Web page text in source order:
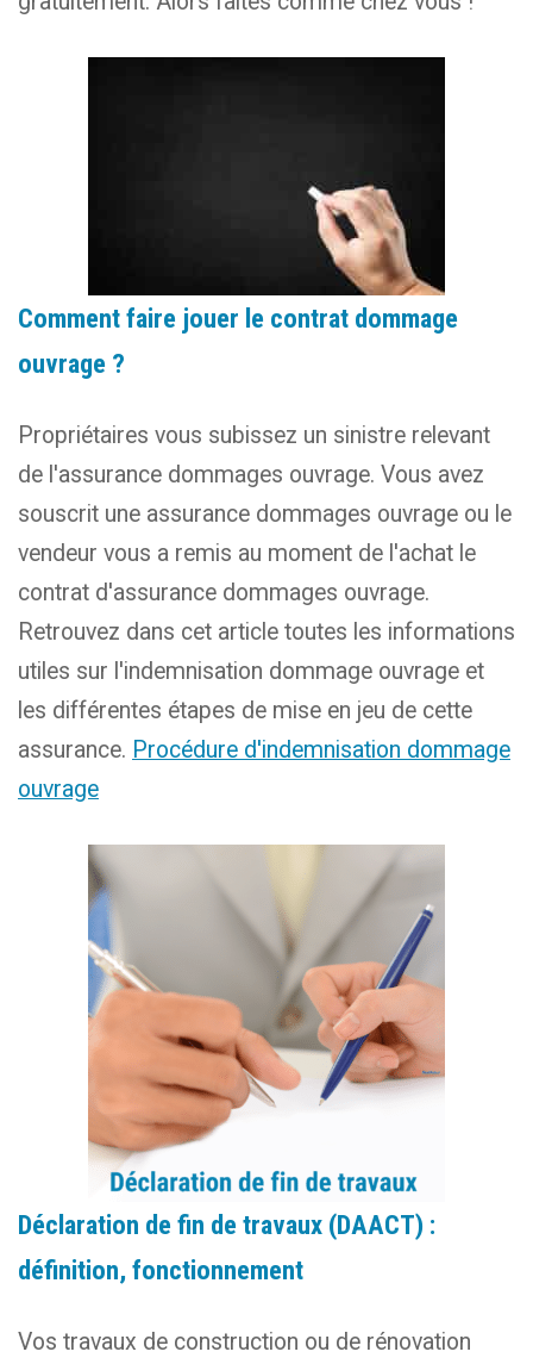
Comment faire jouer le contrat dommage
ouvrage ?
Propriétaires vous subissez un sinistre relevant
de l'assurance dommages ouvrage. Vous avez
souscrit une assurance dommages ouvrage ou le
vendeur vous a remis au moment de l'achat le
contrat d'assurance dommages ouvrage.
Retrouvez dans cet article toutes les informations
utiles sur l'indemnisation dommage ouvrage et
les différentes étapes de mise en jeu de cette
assurance. Procédure d'indemnisation dommage
ouvrage
Déclaration de fin de travaux (DAACT) :
définition, fonctionnement
Vos travaux de construction ou de rénovation